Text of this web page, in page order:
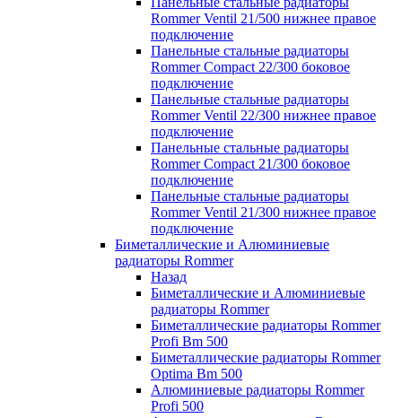
Rommer Ventil 21/500 нижнее правое
подключение
Панельные стальные радиаторы
Rommer Compact 22/300 боковое
подключение
Панельные стальные радиаторы
Rommer Ventil 22/300 нижнее правое
подключение
Панельные стальные радиаторы
Rommer Compact 21/300 боковое
подключение
Панельные стальные радиаторы
Rommer Ventil 21/300 нижнее правое
подключение
Биметаллические и Алюминиевые
радиаторы Rommer
Назад
Биметаллические и Алюминиевые
радиаторы Rommer
Биметаллические радиаторы Rommer
Profi Bm 500
Биметаллические радиаторы Rommer
Optima Bm 500
Алюминиевые радиаторы Rommer
Profi 500